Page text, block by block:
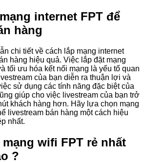
internet FPT để
hàng
chi tiết về cách lắp mạng internet
hàng hiệu quả. Việc lắp đặt mạng
tối ưu hóa kết nối mạng là yếu tố quan
của bạn diễn ra thuận lợi và
sử dụng các tính năng đặc biệt của
giúp cho việc livestream của bạn trở
khách hàng hơn. Hãy lựa chọn mạng
livestream bán hàng một cách hiệu
nhất.
wifi FPT rẻ nhất
?